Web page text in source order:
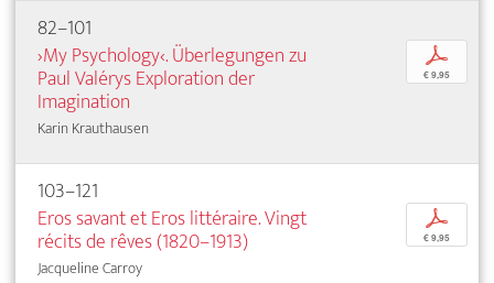
82–101
›My Psychology‹. Überlegungen zu
Paul Valérys Exploration der
Imagination
Karin Krauthausen
p
€ 9,95
103–121
Eros savant et Eros littéraire. Vingt
récits de rêves (1820–1913)
Jacqueline Carroy
p
€ 9,95